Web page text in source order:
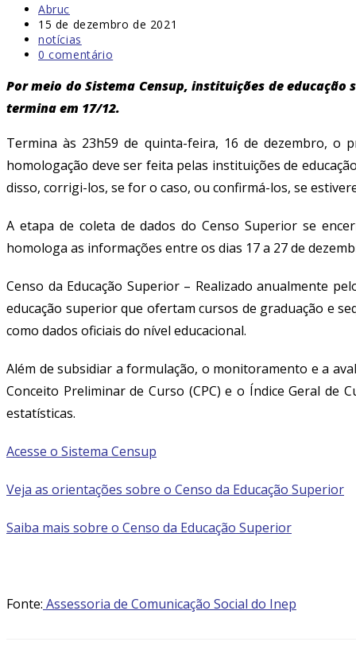
Autor
do
post:
Abruc
Post
publicado:
15 de dezembro de 2021
Categoria
do
notícias
Comentários
post:
0 comentário
Por meio do Sistema Censup, instituições de
termina em 17/12.
Termina às 23h59 de quinta-feira, 16 de dezembro, o
homologação deve ser feita pelas instituições de
disso, corrigi-los, se for o caso, ou confirmá-los, se
A etapa de coleta de dados do Censo Superior se
homologa as informações entre os dias 17 a 27 de
Censo da Educação Superior – Realizado anualmente
educação superior que ofertam cursos de graduação e
como dados oficiais do nível educacional.
Além de subsidiar a formulação, o monitoramento e a
Conceito Preliminar de Curso (CPC) e o Índice Geral de
estatísticas.
Acesse o Sistema Censup
Veja as orientações sobre o Censo da Educação Superior
Saiba mais sobre o Censo da Educação Superior
Fonte: Assessoria de Comunicação Social do Inep